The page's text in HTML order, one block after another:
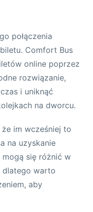
połączenia
Comfort Bus
online poprzez
rozwiązanie,
i uniknąć
na dworcu.
im wcześniej to
na uzyskanie
się różnić w
dlatego warto
aby